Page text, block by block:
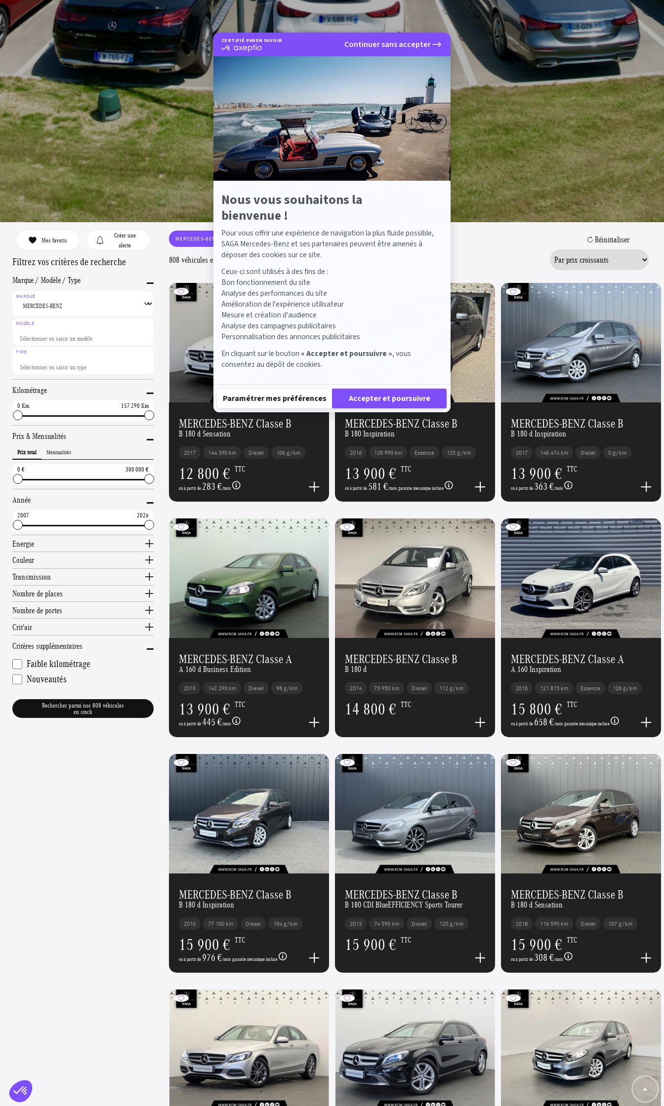
CERTIFIÉ PAR EN SAVOIR PLUS SUR
certifié
Axeptio
Continuer sans accepter
Nous vous souhaitons la
bienvenue !
Pour vous offrir une expérience de navigation la plus fluide possible,
SAGA Mercedes-Benz et ses partenaires peuvent être amenés à
déposer des cookies sur ce site.
Ceux-ci sont utilisés à des fins de :
Bon fonctionnement du site
Analyse des performances du site
Amélioration de l'expérience utilisateur
Mesure et création d'audience
Analyse des campagnes publicitaires
Personnalisation des annonces publicitaires
En cliquant sur le bouton « Accepter et poursuivre », vous
consentez au dépôt de cookies.
Paramétrer mes préférences Accepter et poursuivre
Mes favoris
Créer une
alerte
Filtrez vos critères de recherche
Marque / Modèle / Type -
MARQUE
MODÈLE
TYPE
Kilométrage -
0 157 290
Prix & Mensualités -
Prix total Mensualités
0 300 000
Année -
2007 2026
Energie
Couleur
Transmission
Nombre de places
Nombre de portes
Crit'air
Critères supplémentaires
-
Faible kilométrage
Nouveautés
Rechercher parmi nos 808 véhicules
en stock
MERCEDES-BENZ
Réinitialiser
808 véhicules en stock correspondent à votre recherche
MERCEDES-BENZ Classe B
B 180 d Sensation
2017 144 390 km Diesel 106 g/km
12 800 € TTC
ou à partir de 283 €/mois
MERCEDES-BENZ Classe B
B 180 Inspiration
2016 128 990 km Essence 125 g/km
13 900 € TTC
ou à partir de 581 €/mois garantie mécanique incluse
MERCEDES-BENZ Classe B
B 180 d Inspiration
2017 146 474 km Diesel 0 g/km
13 900 € TTC
ou à partir de 363 €/mois
MERCEDES-BENZ Classe A
A 160 d Business Edition
2016 142 290 km Diesel 98 g/km
13 900 € TTC
ou à partir de445 €/mois
MERCEDES-BENZ Classe B
B 180 d
2014 73 950 km Diesel 112 g/km
14 800 € TTC
MERCEDES-BENZ Classe A
A 160 Inspiration
2016 121 815 km Essence 126 g/km
15 800 € TTC
ou à partir de 658 €/mois garantie mécanique incluse
MERCEDES-BENZ Classe B
B 180 d Inspiration
2016 77 100 km Diesel 104 g/km
15 900 € TTC
ou à partir de 976 €/mois garantie mécanique incluse
MERCEDES-BENZ Classe B
B 180 CDI BlueEFFICIENCY Sports Tourer
2013 74 590 km Diesel 120 g/km
15 900 € TTC
MERCEDES-BENZ Classe B
B 180 d Sensation
2018 116 590 km Diesel 107 g/km
15 900 € TTC
ou à partir de 308 €/mois